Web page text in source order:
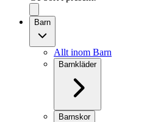
Barn
Allt inom Barn
Barnkläder
Barnskor